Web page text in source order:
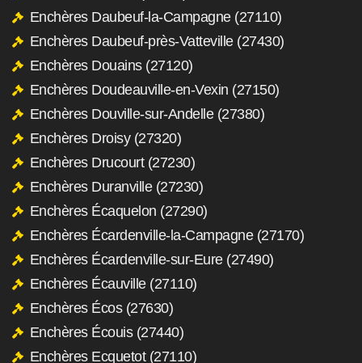
Enchères Daubeuf-la-Campagne (27110)
Enchères Daubeuf-près-Vatteville (27430)
Enchères Douains (27120)
Enchères Doudeauville-en-Vexin (27150)
Enchères Douville-sur-Andelle (27380)
Enchères Droisy (27320)
Enchères Drucourt (27230)
Enchères Duranville (27230)
Enchères Écaquelon (27290)
Enchères Écardenville-la-Campagne (27170)
Enchères Écardenville-sur-Eure (27490)
Enchères Écauville (27110)
Enchères Écos (27630)
Enchères Écouis (27440)
Enchères Ecquetot (27110)